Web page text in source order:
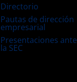
Directorio
Pautas de dirección
empresarial
Presentaciones ante
la SEC